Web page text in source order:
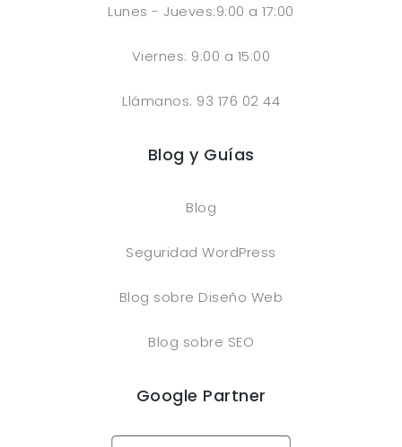
Lunes - Jueves:9:00 a 17:00
Viernes: 9:00 a 15:00
Llámanos: 93 176 02 44
Blog y Guías
Blog
Seguridad WordPress
Blog sobre Diseño Web
Blog sobre SEO
Google Partner